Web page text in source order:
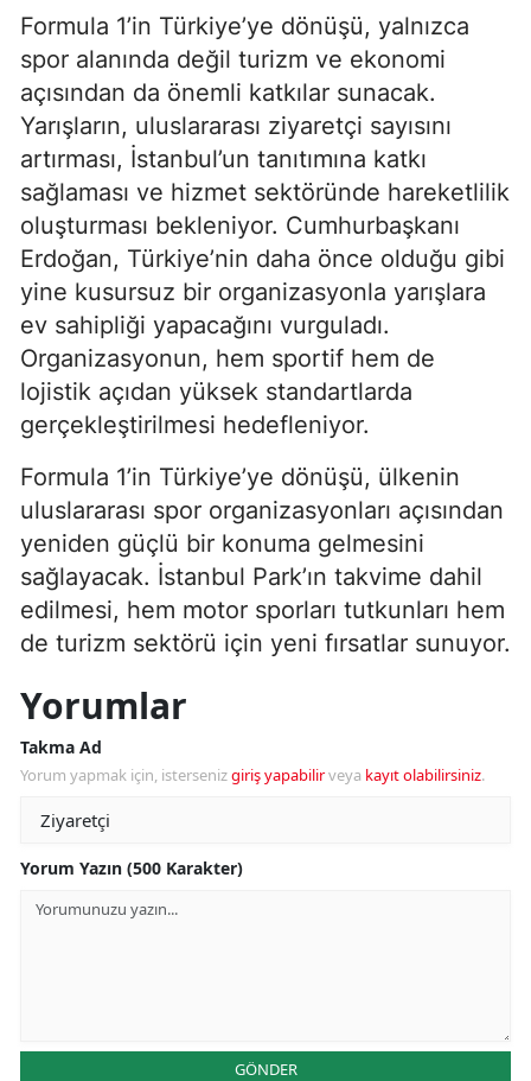
Formula 1’in Türkiye’ye dönüşü, yalnızca
spor alanında değil turizm ve ekonomi
açısından da önemli katkılar sunacak.
Yarışların, uluslararası ziyaretçi sayısını
artırması, İstanbul’un tanıtımına katkı
sağlaması ve hizmet sektöründe hareketlilik
oluşturması bekleniyor. Cumhurbaşkanı
Erdoğan, Türkiye’nin daha önce olduğu gibi
yine kusursuz bir organizasyonla yarışlara
ev sahipliği yapacağını vurguladı.
Organizasyonun, hem sportif hem de
lojistik açıdan yüksek standartlarda
gerçekleştirilmesi hedefleniyor.
Formula 1’in Türkiye’ye dönüşü, ülkenin
uluslararası spor organizasyonları açısından
yeniden güçlü bir konuma gelmesini
sağlayacak. İstanbul Park’ın takvime dahil
edilmesi, hem motor sporları tutkunları hem
de turizm sektörü için yeni fırsatlar sunuyor.
Yorumlar
Takma Ad
Yorum yapmak için, istersenizgiriş yapabilirveya kayıt olabilirsiniz.
Yorum Yazın (500 Karakter)
GÖNDER